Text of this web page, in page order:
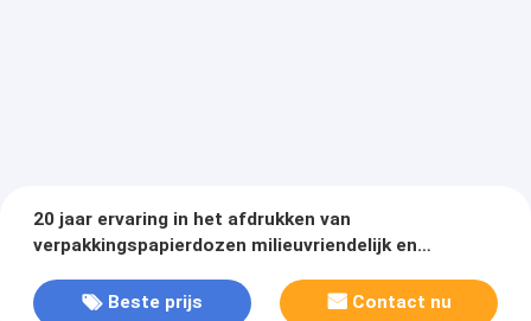
20 jaar ervaring in het afdrukken van
verpakkingspapierdozen milieuvriendelijk en
Beste prijs
Contact nu